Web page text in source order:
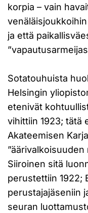
korpia – vain
ja että
Sotatouhuista
Helsingin
etenivät
vihittiin 1923; tätä
Akateemisen
Siiroinen sitä
perustettiin 1922;
perustajajäseniin
seuran